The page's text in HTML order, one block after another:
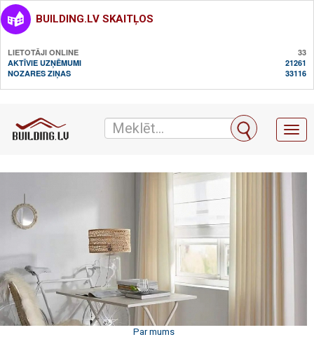
BUILDING.LV SKAITĻOS
LIETOTĀJI ONLINE
33
AKTĪVIE UZŅĒMUMI
21261
NOZARES ZIŅAS
33116
Par mums